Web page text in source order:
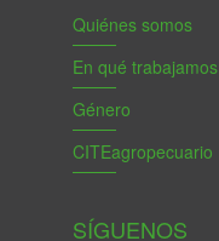
Quiénes somos
En qué trabajamos
Género
CITEagropecuario
SÍGUENOS